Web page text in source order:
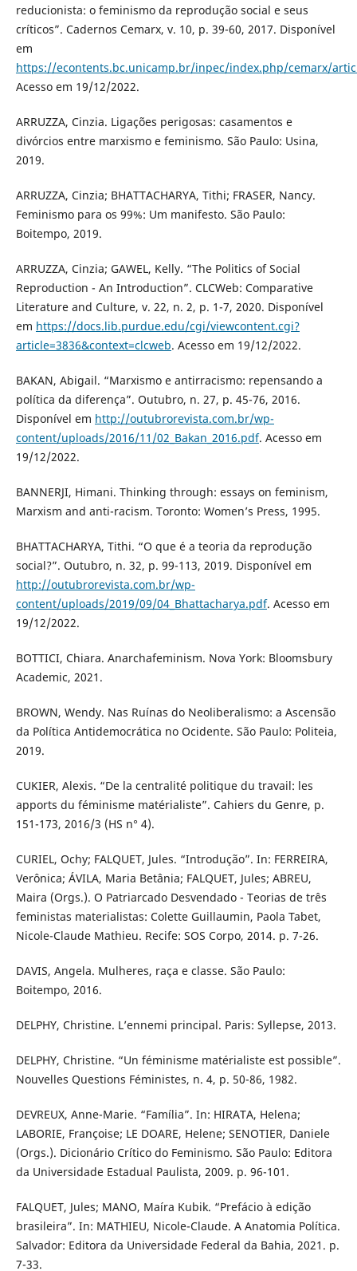
reducionista: o feminismo da reprodução social e seus
críticos”. Cadernos Cemarx, v. 10, p. 39-60, 2017. Disponível
em
https://econtents.bc.unicamp.br/inpec/index.php/cemarx/
Acesso em 19/12/2022.
ARRUZZA, Cinzia. Ligações perigosas: casamentos e
divórcios entre marxismo e feminismo. São Paulo: Usina,
2019.
ARRUZZA, Cinzia; BHATTACHARYA, Tithi; FRASER, Nancy.
Feminismo para os 99%: Um manifesto. São Paulo:
Boitempo, 2019.
ARRUZZA, Cinzia; GAWEL, Kelly. “The Politics of Social
Reproduction - An Introduction”. CLCWeb: Comparative
Literature and Culture, v. 22, n. 2, p. 1-7, 2020. Disponível
em https://docs.lib.purdue.edu/cgi/viewcontent.cgi?
article=3836&context=clcweb. Acesso em 19/12/2022.
BAKAN, Abigail. “Marxismo e antirracismo: repensando a
política da diferença”. Outubro, n. 27, p. 45-76, 2016.
Disponível em http://outubrorevista.com.br/wp-
content/uploads/2016/11/02_Bakan_2016.pdf. Acesso em
19/12/2022.
BANNERJI, Himani. Thinking through: essays on feminism,
Marxism and anti-racism. Toronto: Women’s Press, 1995.
BHATTACHARYA, Tithi. “O que é a teoria da reprodução
social?”. Outubro, n. 32, p. 99-113, 2019. Disponível em
http://outubrorevista.com.br/wp-
content/uploads/2019/09/04_Bhattacharya.pdf. Acesso em
19/12/2022.
BOTTICI, Chiara. Anarchafeminism. Nova York: Bloomsbury
Academic, 2021.
BROWN, Wendy. Nas Ruínas do Neoliberalismo: a Ascensão
da Política Antidemocrática no Ocidente. São Paulo: Politeia,
2019.
CUKIER, Alexis. “De la centralité politique du travail: les
apports du féminisme matérialiste”. Cahiers du Genre, p.
151-173, 2016/3 (HS n° 4).
CURIEL, Ochy; FALQUET, Jules. “Introdução”. In: FERREIRA,
Verônica; ÁVILA, Maria Betânia; FALQUET, Jules; ABREU,
Maira (Orgs.). O Patriarcado Desvendado - Teorias de três
feministas materialistas: Colette Guillaumin, Paola Tabet,
Nicole-Claude Mathieu. Recife: SOS Corpo, 2014. p. 7-26.
DAVIS, Angela. Mulheres, raça e classe. São Paulo:
Boitempo, 2016.
DELPHY, Christine. L’ennemi principal. Paris: Syllepse, 2013.
DELPHY, Christine. “Un féminisme matérialiste est possible”.
Nouvelles Questions Féministes, n. 4, p. 50-86, 1982.
DEVREUX, Anne-Marie. “Família”. In: HIRATA, Helena;
LABORIE, Françoise; LE DOARE, Helene; SENOTIER, Daniele
(Orgs.). Dicionário Crítico do Feminismo. São Paulo: Editora
da Universidade Estadual Paulista, 2009. p. 96-101.
FALQUET, Jules; MANO, Maíra Kubik. “Prefácio à edição
brasileira”. In: MATHIEU, Nicole-Claude. A Anatomia Política.
Salvador: Editora da Universidade Federal da Bahia, 2021. p.
7-33.